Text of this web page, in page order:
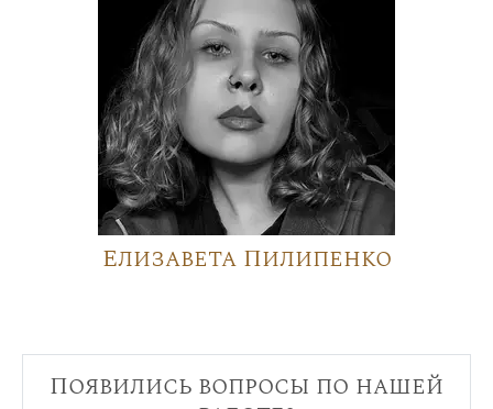
Елизавета Пилипенко
Появились вопросы по нашей